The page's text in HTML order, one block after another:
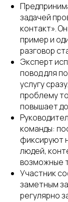
задачей
контакт».
пример и
разговор
Эксперт
повод для
услугу
проблему
повышает
команды:
фиксируют
людей,
возможные
Участник
заметным
регулярно